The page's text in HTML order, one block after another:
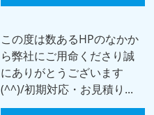
この度は数あるHPのなかか
ら弊社にご用命くださり誠
にありがとうございます
(^^)/初期対応・お見積り...